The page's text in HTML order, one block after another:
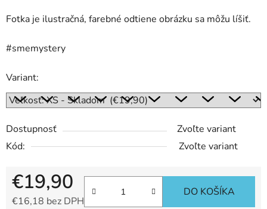
Fotka je ilustračná, farebné odtiene obrázku sa môžu líšiť.
#smemystery
Variant:
Dostupnosť
Zvoľte variant
Kód:
Zvoľte variant
€19,90
€16,18 bez DPH
DO KOŠÍKA